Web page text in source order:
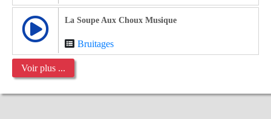
La Soupe Aux Choux Musique
Bruitages
Voir plus ...